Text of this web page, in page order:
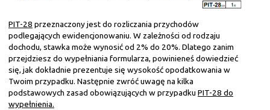
PIT-28 przeznaczony jest do rozliczania przychodów
podlegających ewidencjonowaniu. W zależności od rodzaju
dochodu, stawka może wynosić od 2% do 20%. Dlatego zanim
przejdziesz do wypełniania formularza, powinieneś dowiedzieć
się, jak dokładnie prezentuje się wysokość opodatkowania w
Twoim przypadku. Następnie zwróć uwagę na kilka
podstawowych zasad obowiązujących w przypadku PIT-28 do
wypełnienia.